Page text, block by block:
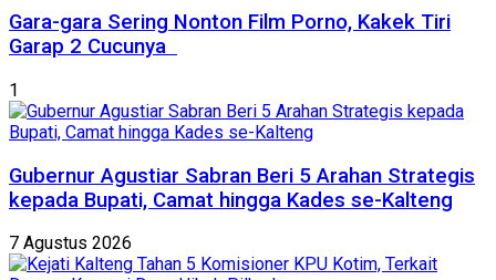
Gara-gara Sering Nonton Film Porno, Kakek Tiri
Garap 2 Cucunya
1
Gubernur Agustiar Sabran Beri 5 Arahan Strategis
kepada Bupati, Camat hingga Kades se-Kalteng
7 Agustus 2026